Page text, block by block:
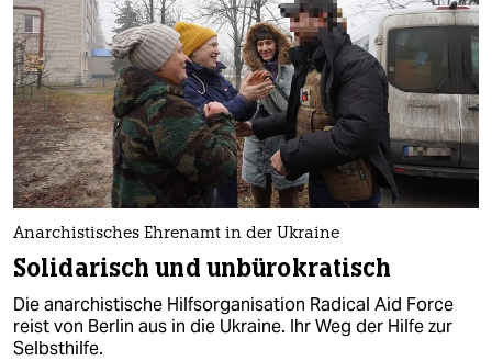
Anarchistisches Ehrenamt in der Ukraine
Solidarisch und unbürokratisch
Die anarchistische Hilfsorganisation Radical Aid Force
reist von Berlin aus in die Ukraine. Ihr Weg der Hilfe zur
Selbsthilfe.